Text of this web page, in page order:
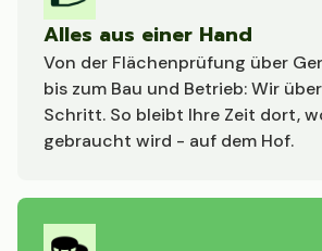
Alles aus einer Hand
Von der Flächenprüfung über
bis zum Bau und Betrieb: Wir
Schritt. So bleibt Ihre Zeit dort,
gebraucht wird - auf dem Hof.